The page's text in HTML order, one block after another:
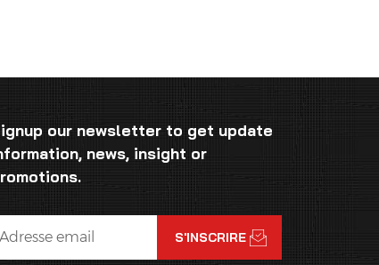
our newsletter to get update
news, insight or